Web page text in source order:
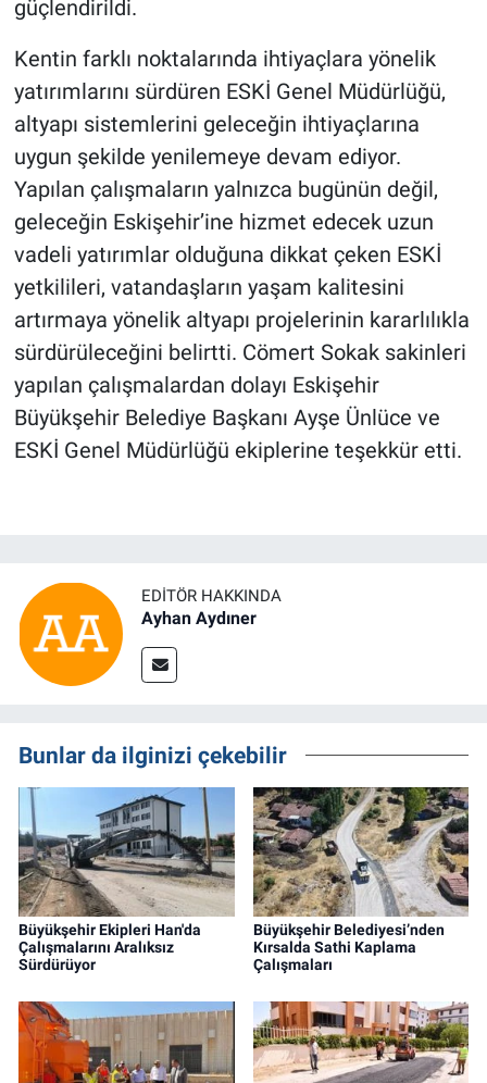
güçlendirildi.
Kentin farklı noktalarında ihtiyaçlara yönelik
yatırımlarını sürdüren ESKİ Genel Müdürlüğü,
altyapı sistemlerini geleceğin ihtiyaçlarına
uygun şekilde yenilemeye devam ediyor.
Yapılan çalışmaların yalnızca bugünün değil,
geleceğin Eskişehir’ine hizmet edecek uzun
vadeli yatırımlar olduğuna dikkat çeken ESKİ
yetkilileri, vatandaşların yaşam kalitesini
artırmaya yönelik altyapı projelerinin kararlılıkla
sürdürüleceğini belirtti. Cömert Sokak sakinleri
yapılan çalışmalardan dolayı Eskişehir
Büyükşehir Belediye Başkanı Ayşe Ünlüce ve
ESKİ Genel Müdürlüğü ekiplerine teşekkür etti.
EDITÖR HAKKINDA
Ayhan Aydıner
Bunlar da ilginizi çekebilir
Büyükşehir Ekipleri Han'da
Çalışmalarını Aralıksız
Sürdürüyor
Büyükşehir Belediyesi’nden
Kırsalda Sathi Kaplama
Çalışmaları